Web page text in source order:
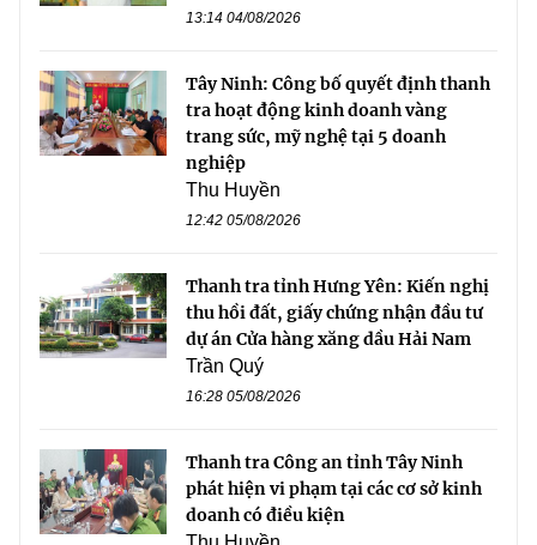
13:14 04/08/2026
Tây Ninh: Công bố quyết định thanh
tra hoạt động kinh doanh vàng
trang sức, mỹ nghệ tại 5 doanh
nghiệp
Thu Huyền
12:42 05/08/2026
Thanh tra tỉnh Hưng Yên: Kiến nghị
thu hồi đất, giấy chứng nhận đầu tư
dự án Cửa hàng xăng dầu Hải Nam
Trần Quý
16:28 05/08/2026
Thanh tra Công an tỉnh Tây Ninh
phát hiện vi phạm tại các cơ sở kinh
doanh có điều kiện